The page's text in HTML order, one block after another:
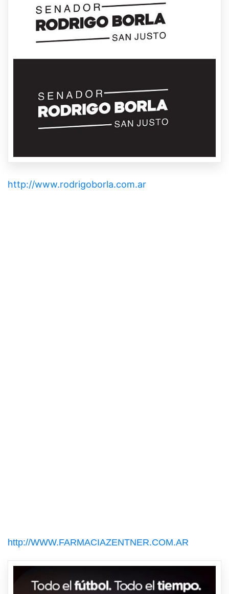
http://www.rodrigoborla.com.ar
http://WWW.FARMACIAZENTNER.COM.AR